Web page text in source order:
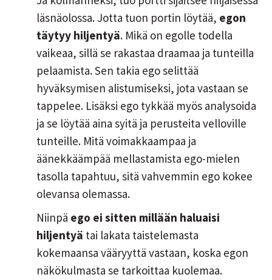
läsnäolossa. Jotta tuon portin löytää, egon
täytyy hiljentyä. Mikä on egolle todella
vaikeaa, sillä se rakastaa draamaa ja tunteilla
pelaamista. Sen takia ego selittää
hyväksymisen alistumiseksi, jota vastaan se
tappelee. Lisäksi ego tykkää myös analysoida
ja se löytää aina syitä ja perusteita velloville
tunteille. Mitä voimakkaampaa ja
äänekkäämpää mellastamista ego-mielen
tasolla tapahtuu, sitä vahvemmin ego kokee
olevansa olemassa.
Niinpä ego ei sitten millään haluaisi
hiljentyä tai lakata taistelemasta
kokemaansa vääryyttä vastaan, koska egon
näkökulmasta se tarkoittaa kuolemaa.